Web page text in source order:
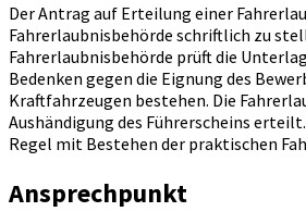
Der Antrag auf Erteilung einer
Fahrerlaubnisbehörde schriftlich zu
Fahrerlaubnisbehörde prüft die
Bedenken gegen die Eignung des
Kraftfahrzeugen bestehen. Die
Aushändigung des Führerscheins
Regel mit Bestehen der praktischen
Ansprechpunkt